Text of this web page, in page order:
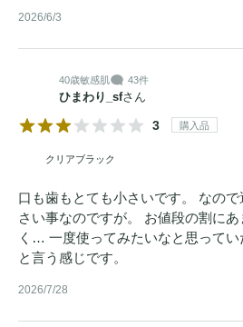
2026/6/3
40歳敏感肌 43件
ひまわり_sfさん
3 購入品
クリアブラック
口も歯もとても小さいです。 なの
さい事なのですが。 お値段の割に
く… 一度使ってみたいなと思って
と言う感じです。
2026/7/28